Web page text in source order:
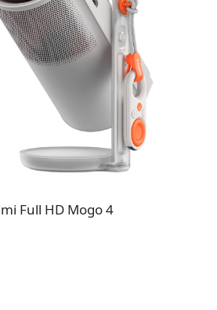
Full HD Mogo 4